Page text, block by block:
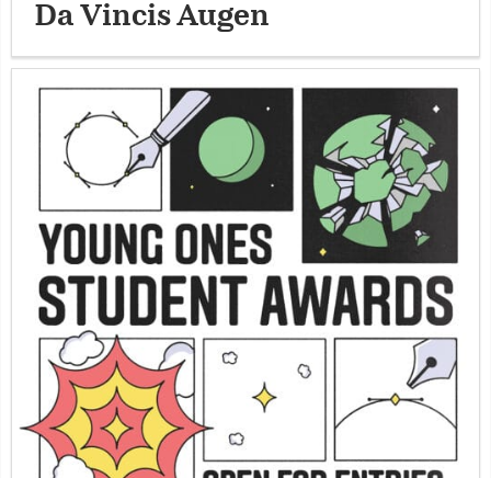
Da Vincis Augen